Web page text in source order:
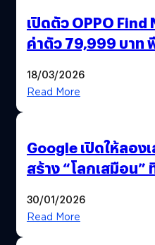
เปิดตัว OPPO
ค่าตัว 79,999 บาท
18/03/2026
Read More
Google เปิดให้ลอง
สร้าง “โลกเสมือน”
30/01/2026
Read More